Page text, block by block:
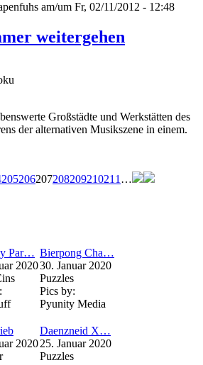
am/um Fr, 02/11/2012 - 12:48
weitergehen
Großstädte und Werkstätten des
der alternativen Musikszene in einem.
205206207208209210211 …
Par…
2020
Bierpong Cha…
30. Januar 2020
Puzzles
Pics by:
Pyunity Media
2020
Daenzneid X…
25. Januar 2020
Puzzles